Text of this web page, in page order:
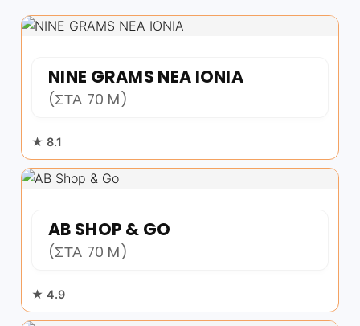
NINE GRAMS NEA IONIA
(ΣΤΑ 70 M)
★ 8.1
AB SHOP & GO
(ΣΤΑ 70 M)
★ 4.9